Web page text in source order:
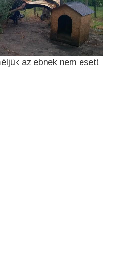
az ebnek nem esett